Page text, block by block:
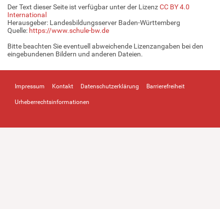
Der Text dieser Seite ist verfügbar unter der LizenzCC BY 4.0
International
Herausgeber: Landesbildungsserver Baden-Württemberg
Quelle: https://www.schule-bw.de
Bitte beachten Sie eventuell abweichende Lizenzangaben bei den
eingebundenen Bildern und anderen Dateien.
Impressum Kontakt Datenschutzerklärung Barrierefreiheit
Urheberrechtsinformationen